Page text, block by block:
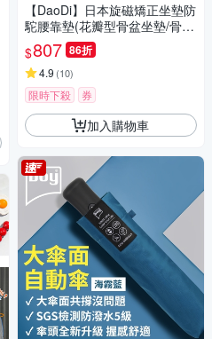
【DaoDi】日本旋磁矯正坐墊防
駝腰靠墊(花瓣型骨盆坐墊/骨盆
枕 /護腰坐墊 /美臀坐墊/椅墊)
$807 86折
4.9 (10)
限時下殺 券
加入購物車